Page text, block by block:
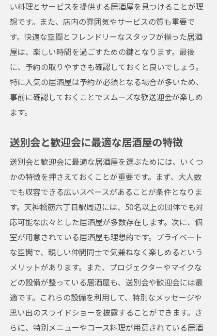
新たな仲間を迎えるための準備
居酒屋での歓迎会の楽しみ方
天神橋筋六丁目駅エリアのおすすめ居酒屋
居酒屋での歓迎会を盛り上げるコツ
新しい仲間との絆を深める方法
居酒屋での歓迎会がもたらす効果
送別会を成功させるためのポイント
居酒屋での送別会の魅力
天神橋筋六丁目駅エリアのおすすめ居酒屋
送別会を盛り上げる演出アイデア
感謝の気持ちを伝える方法
居酒屋での送別会の計画方法
美味しい料理と豊富なドリンク天神橋筋六丁目
駅周辺の居酒屋で特別な時間を過ごす
居酒屋で楽しむ料理の魅力
天神橋筋六丁目駅周辺のおすすめ料理
豊富なドリンクメニューを楽しもう
居酒屋での特別な時間の過ごし方
い料理とサービスを提供する居酒屋を見つけることが理
想です。また、店内の雰囲気やサービスの質も重要で
す。快適な空間とフレンドリーなスタッフが揃った居酒
屋は、楽しい時間を過ごすための鍵となります。最後
に、予約の取りやすさも確認しておくと良いでしょう。
特に人気の居酒屋は予約が必須となる場合が多いため、
事前に確認しておくことでスムーズな歓送迎会が楽しめ
ます。
送別会と歓迎会に最適な居酒屋の特徴
送別会と歓迎会に最適な居酒屋を選ぶためには、いくつ
かの特徴を押さえておくことが重要です。まず、大人数
でも収容できる広いスペースがあることが条件となりま
す。天神橋筋六丁目駅周辺には、50名以上の団体でも対
応可能な広々とした居酒屋が多数存在します。次に、個
室が用意されている居酒屋も理想的です。プライベート
な空間で、親しい仲間同士で気兼ねなく楽しめるという
メリットがあります。また、プロジェクターやマイクな
どの設備が整っている居酒屋も、送別会や歓迎会には最
適です。これらの設備を利用して、特別なメッセージや
思い出のスライドショーを披露することができます。さ
らに、特別メニューやコース料理が用意されている居酒